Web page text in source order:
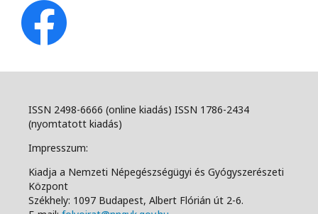
ISSN 2498-6666 (online kiadás) ISSN 1786-2434
(nyomtatott kiadás)
Impresszum:
Kiadja a Nemzeti Népegészségügyi és Gyógyszerészeti
Központ
Székhely: 1097 Budapest, Albert Flórián út 2-6.